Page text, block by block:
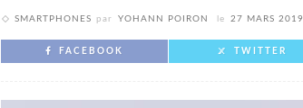
SMARTPHONES par YOHANN POIRON le 27 MARS 2019
FACEBOOK TWITTER